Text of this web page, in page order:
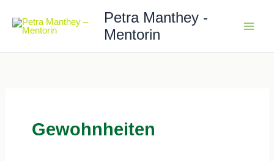
Inhalt
springen
Petra Manthey -
Mentorin
Gewohnheiten